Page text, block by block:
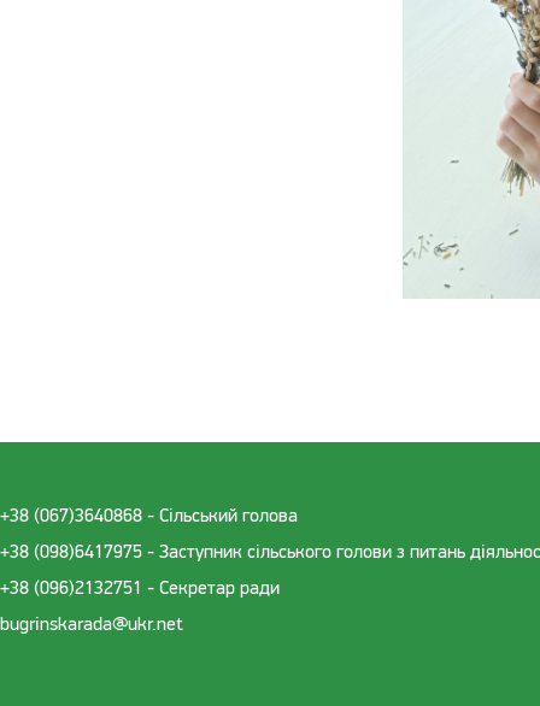
+38 (067)3640868 - Cільський голова
+38 (098)6417975 - Заступник сільського голови з питань
+38 (096)2132751 - Секретар ради
bugrinskarada@ukr.net